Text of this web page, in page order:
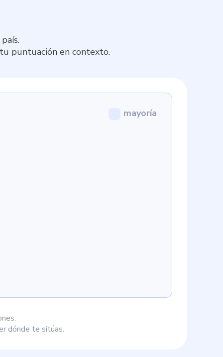
puntuación en contexto.
mayoría
dónde te sitúas.